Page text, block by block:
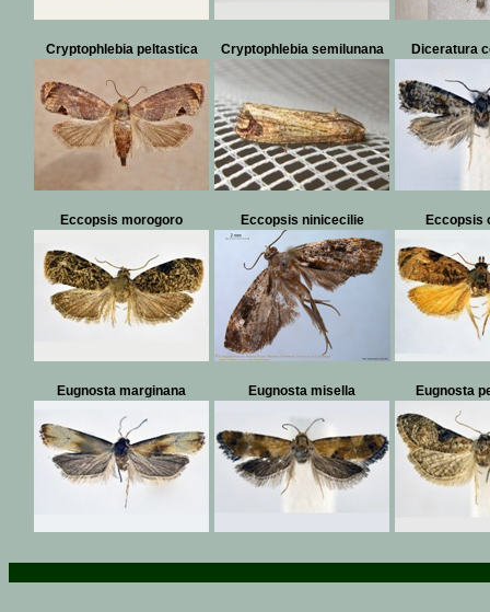
Cryptophlebia peltastica Cryptophlebia semilunana Diceratura
Eccopsis morogoro Eccopsis ninicecilie Eccopsis
Eugnosta marginana Eugnosta misella Eugnosta